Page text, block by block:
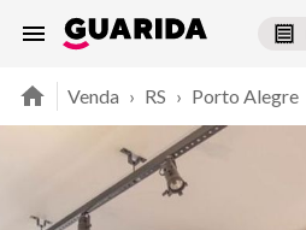
Venda › RS › Porto Alegre